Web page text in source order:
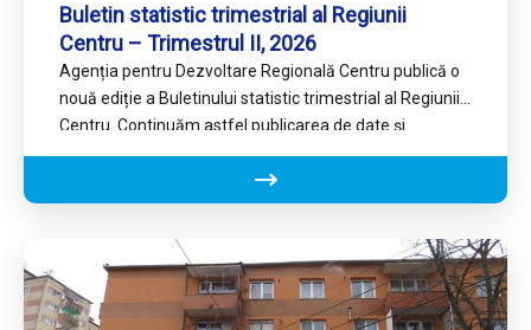
Buletin statistic trimestrial al Regiunii
Centru – Trimestrul II, 2026
Agenția pentru Dezvoltare Regională Centru publică o
nouă ediție a Buletinului statistic trimestrial al Regiunii
Centru. Continuăm astfel publicarea de date și
informații statistice de…